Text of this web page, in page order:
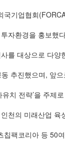
기업협회
자환경을 홍보했
를 대상으로 다양
추진했으며, 앞
치 전략’을 주제
천의 미래산업
팩코리아 등 50